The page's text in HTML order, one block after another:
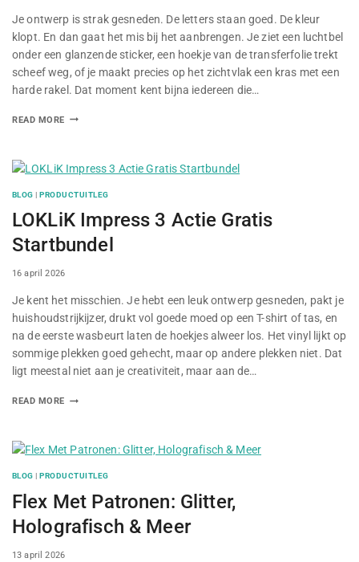
Je ontwerp is strak gesneden. De letters staan goed. De kleur
klopt. En dan gaat het mis bij het aanbrengen. Je ziet een luchtbel
onder een glanzende sticker, een hoekje van de transferfolie trekt
scheef weg, of je maakt precies op het zichtvlak een kras met een
harde rakel. Dat moment kent bijna iedereen die…
READ MORE
BLOG |PRODUCTUITLEG
LOKLiK Impress 3 Actie Gratis
Startbundel
By
16 april 2026
Je kent het misschien. Je hebt een leuk ontwerp gesneden, pakt je
huishoudstrijkijzer, drukt vol goede moed op een T-shirt of tas, en
na de eerste wasbeurt laten de hoekjes alweer los. Het vinyl lijkt op
sommige plekken goed gehecht, maar op andere plekken niet. Dat
ligt meestal niet aan je creativiteit, maar aan de…
READ MORE
BLOG PRODUCTUITLEG
Flex Met Patronen: Glitter,
Holografisch & Meer
By
13 april 2026